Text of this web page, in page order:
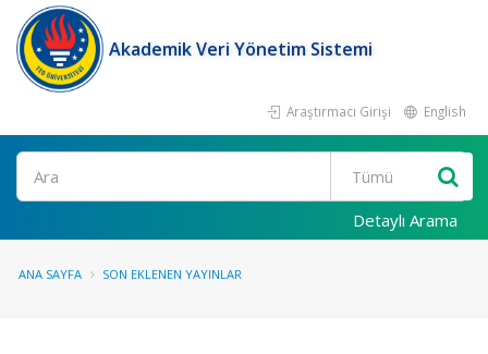
Akademik Veri Yönetim Sistemi
Araştırmacı Girişi English
Ara
Detaylı Arama
ANA SAYFA SON EKLENEN YAYINLAR